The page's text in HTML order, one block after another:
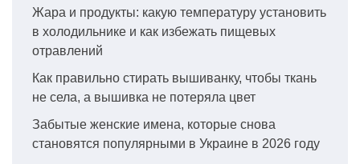
Жара и продукты: какую температуру установить
в холодильнике и как избежать пищевых
отравлений
Как правильно стирать вышиванку, чтобы ткань
не села, а вышивка не потеряла цвет
Забытые женские имена, которые снова
становятся популярными в Украине в 2026 году